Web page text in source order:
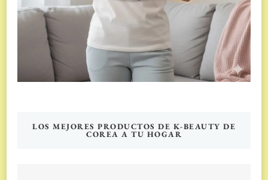
LOS MEJORES PRODUCTOS DE K-BEAUTY DE
COREA A TU HOGAR